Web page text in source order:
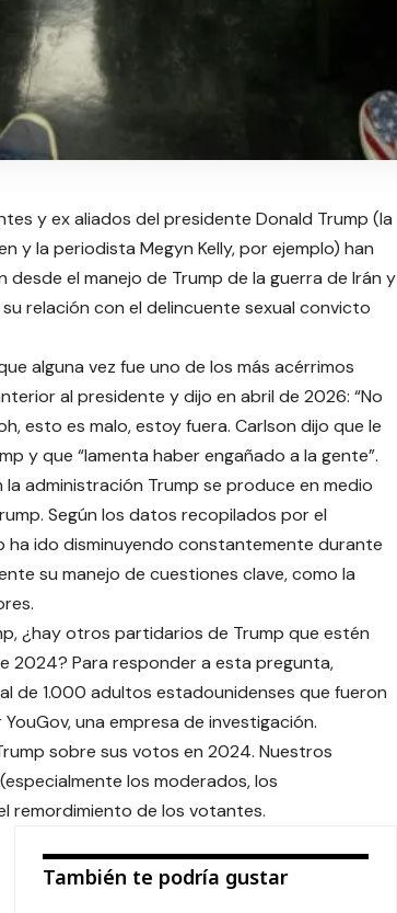
y ex aliados del presidente Donald Trump (la
y la periodista Megyn Kelly, por ejemplo) han
el manejo de Trump de la guerra de Irán y
relación con el delincuente sexual convicto
alguna vez fue uno de los más acérrimos
al presidente y dijo en abril de 2026: “No
esto es malo, estoy fuera. Carlson dijo que le
y que “lamenta haber engañado a la gente”.
administración Trump se produce en medio
Según los datos recopilados por el
ha ido disminuyendo constantemente durante
su manejo de cuestiones clave, como la
¿hay otros partidarios de Trump que estén
2024? Para responder a esta pregunta,
de 1.000 adultos estadounidenses que fueron
una empresa de investigación.
sobre sus votos en 2024. Nuestros
los moderados, los
remordimiento de los votantes.
También te podría gustar